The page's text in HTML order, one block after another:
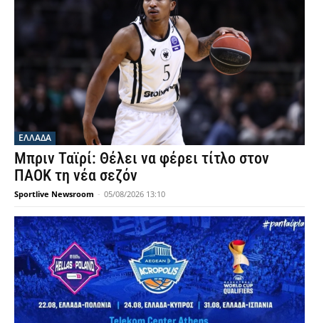
ΕΛΛΑΔΑ
Μπριν Ταϊρί: Θέλει να φέρει τίτλο στον
ΠΑΟΚ τη νέα σεζόν
Sportlive Newsroom - 05/08/2026 13:10